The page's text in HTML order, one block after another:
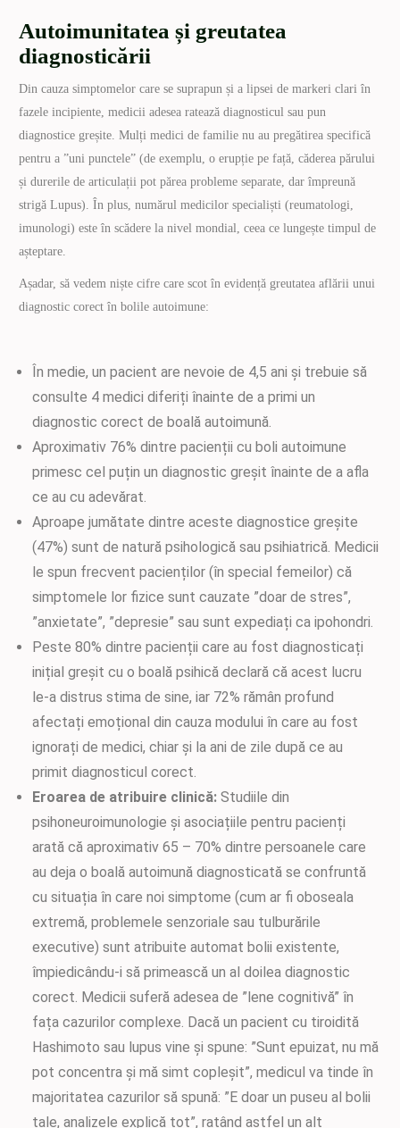
Autoimunitatea și greutatea
diagnosticării
Din cauza simptomelor care se suprapun și a lipsei de markeri clari în
fazele incipiente, medicii adesea ratează diagnosticul sau pun
diagnostice greșite. Mulți medici de familie nu au pregătirea specifică
pentru a ”uni punctele” (de exemplu, o erupție pe față, căderea părului
și durerile de articulații pot părea probleme separate, dar împreună
strigă Lupus). În plus, numărul medicilor specialiști (reumatologi,
imunologi) este în scădere la nivel mondial, ceea ce lungește timpul de
așteptare.
Așadar, să vedem niște cifre care scot în evidență greutatea aflării unui
diagnostic corect în bolile autoimune:
În medie, un pacient are nevoie de 4,5 ani și trebuie să
consulte 4 medici diferiți înainte de a primi un
diagnostic corect de boală autoimună.
Aproximativ 76% dintre pacienții cu boli autoimune
primesc cel puțin un diagnostic greșit înainte de a afla
ce au cu adevărat.
Aproape jumătate dintre aceste diagnostice greșite
(47%) sunt de natură psihologică sau psihiatrică. Medicii
le spun frecvent pacienților (în special femeilor) că
simptomele lor fizice sunt cauzate ”doar de stres”,
”anxietate”, ”depresie” sau sunt expediați ca ipohondri.
Peste 80% dintre pacienții care au fost diagnosticați
inițial greșit cu o boală psihică declară că acest lucru
le-a distrus stima de sine, iar 72% rămân profund
afectați emoțional din cauza modului în care au fost
ignorați de medici, chiar și la ani de zile după ce au
primit diagnosticul corect.
Eroarea de atribuire clinică: Studiile din
psihoneuroimunologie și asociațiile pentru pacienți
arată că aproximativ 65 – 70% dintre persoanele care
au deja o boală autoimună diagnosticată se confruntă
cu situația în care noi simptome (cum ar fi oboseala
extremă, problemele senzoriale sau tulburările
executive) sunt atribuite automat bolii existente,
împiedicându-i să primească un al doilea diagnostic
corect. Medicii suferă adesea de ”lene cognitivă” în
fața cazurilor complexe. Dacă un pacient cu tiroidită
Hashimoto sau lupus vine și spune: ”Sunt epuizat, nu mă
pot concentra și mă simt copleșit”, medicul va tinde în
majoritatea cazurilor să spună: ”E doar un puseu al bolii
tale, analizele explică tot”, ratând astfel un alt